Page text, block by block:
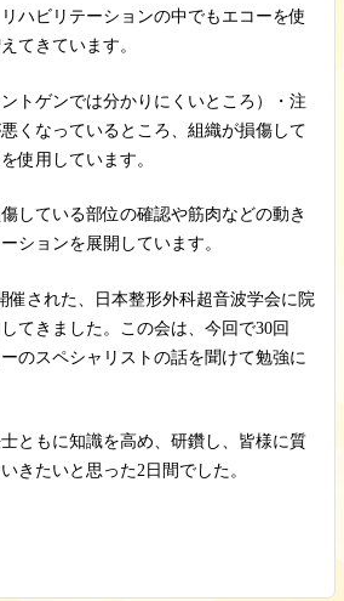
ハビリテーションの中でもエコーを使
てきています。
トゲンでは分かりにくいところ）・注
くなっているところ、組織が損傷して
使用しています。
している部位の確認や筋肉などの動き
ションを展開しています。
催された、日本整形外科超音波学会に院
てきました。
この会は、今回で30回
のスペシャリストの話を聞けて勉強に
ともに知識を高め、研鑽し、皆様に質
きたいと思った2日間でした。